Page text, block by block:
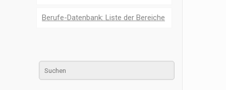
Berufe-Datenbank: Liste der Bereiche